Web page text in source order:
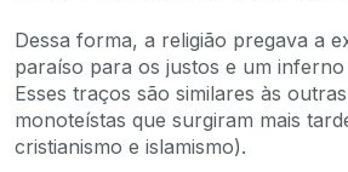
Dessa forma, a religião pregava a
paraíso para os justos e um
Esses traços são similares às
monoteístas que surgiram mais
cristianismo e islamismo).